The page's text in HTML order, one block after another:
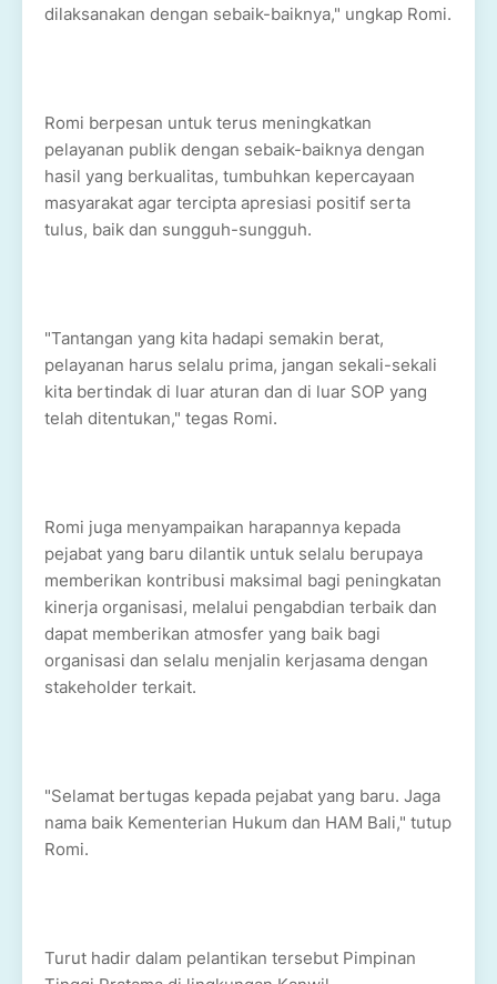
dilaksanakan dengan sebaik-baiknya," ungkap Romi.
Romi berpesan untuk terus meningkatkan
pelayanan publik dengan sebaik-baiknya dengan
hasil yang berkualitas, tumbuhkan kepercayaan
masyarakat agar tercipta apresiasi positif serta
tulus, baik dan sungguh-sungguh.
"Tantangan yang kita hadapi semakin berat,
pelayanan harus selalu prima, jangan sekali-sekali
kita bertindak di luar aturan dan di luar SOP yang
telah ditentukan," tegas Romi.
Romi juga menyampaikan harapannya kepada
pejabat yang baru dilantik untuk selalu berupaya
memberikan kontribusi maksimal bagi peningkatan
kinerja organisasi, melalui pengabdian terbaik dan
dapat memberikan atmosfer yang baik bagi
organisasi dan selalu menjalin kerjasama dengan
stakeholder terkait.
"Selamat bertugas kepada pejabat yang baru. Jaga
nama baik Kementerian Hukum dan HAM Bali," tutup
Romi.
Turut hadir dalam pelantikan tersebut Pimpinan